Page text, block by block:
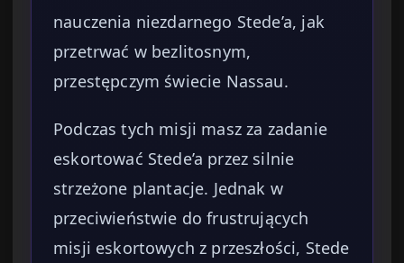
nauczenia niezdarnego Stede’a, jak
przetrwać w bezlitosnym,
przestępczym świecie Nassau.
Podczas tych misji masz za zadanie
eskortować Stede’a przez silnie
strzeżone plantacje. Jednak w
przeciwieństwie do frustrujących
misji eskortowych z przeszłości, Stede